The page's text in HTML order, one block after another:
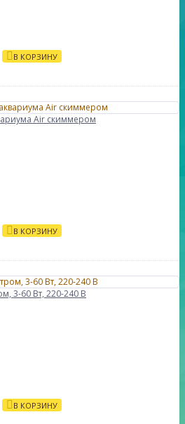
В КОРЗИНУ
Air скиммером
В КОРЗИНУ
3-60 Вт, 220-240 В
В КОРЗИНУ